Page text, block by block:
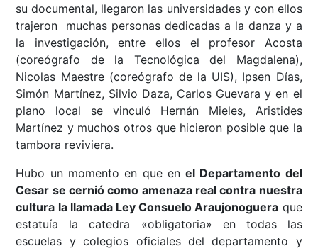
su documental, llegaron las universidades y con ellos
trajeron muchas personas dedicadas a la danza y a
la investigación, entre ellos el profesor Acosta
(coreógrafo de la Tecnológica del Magdalena),
Nicolas Maestre (coreógrafo de la UIS), Ipsen Días,
Simón Martínez, Silvio Daza, Carlos Guevara y en el
plano local se vinculó Hernán Mieles, Aristides
Martínez y muchos otros que hicieron posible que la
tambora reviviera.
Hubo un momento en que enel Departamento del
Cesar se cernió como amenaza real contra nuestra
cultura la llamada Ley Consuelo Araujonoguera que
estatuía la catedra «obligatoria» en todas las
escuelas y colegios oficiales del departamento y